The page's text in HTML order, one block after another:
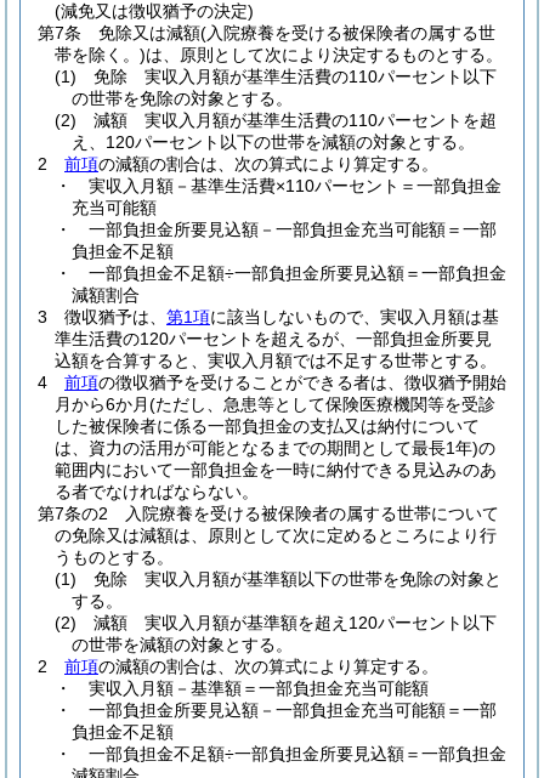
(減免又は徴収猶予の決定)
第7条
免除又は減額(入院療養を受ける被保険者の属する世
帯を除く。)は、原則として次により決定するものとする。
(1)
免除 実収入月額が基準生活費の110パーセント以下
の世帯を免除の対象とする。
(2)
減額 実収入月額が基準生活費の110パーセントを超
え、120パーセント以下の世帯を減額の対象とする。
2
前項の減額の割合は、次の算式により算定する。
・ 実収入月額－基準生活費×110パーセント＝一部負担金
充当可能額
・ 一部負担金所要見込額－一部負担金充当可能額＝一部
負担金不足額
・ 一部負担金不足額÷一部負担金所要見込額＝一部負担金
減額割合
3
徴収猶予は、 第1項に該当しないもので、実収入月額は基
準生活費の120パーセントを超えるが、一部負担金所要見
込額を合算すると、実収入月額では不足する世帯とする。
4
前項の徴収猶予を受けることができる者は、徴収猶予開始
月から6か月(ただし、急患等として保険医療機関等を受診
した被保険者に係る一部負担金の支払又は納付について
は、資力の活用が可能となるまでの期間として最長1年)の
範囲内において一部負担金を一時に納付できる見込みのあ
る者でなければならない。
第7条の2
入院療養を受ける被保険者の属する世帯について
の免除又は減額は、原則として次に定めるところにより行
うものとする。
(1)
免除 実収入月額が基準額以下の世帯を免除の対象と
する。
(2)
減額 実収入月額が基準額を超え120パーセント以下
の世帯を減額の対象とする。
2
前項の減額の割合は、次の算式により算定する。
・ 実収入月額－基準額＝一部負担金充当可能額
・ 一部負担金所要見込額－一部負担金充当可能額＝一部
負担金不足額
・ 一部負担金不足額÷一部負担金所要見込額＝一部負担金